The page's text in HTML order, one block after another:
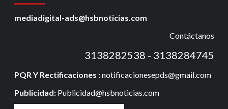
mediadigital-ads@hsbnoticias.com
Contáctanos
3138282538 - 3138284745
PQR Y Rectificaciones :notificacionesepds@gmail.com
Publicidad: Publicidad@hsbnoticias.com